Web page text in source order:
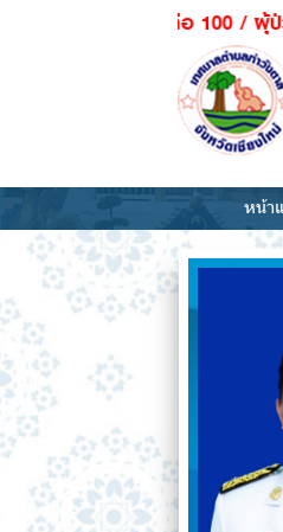
2 ต่อ 100 / ผุ้ป่วยฉุกเฉิน
หน้า